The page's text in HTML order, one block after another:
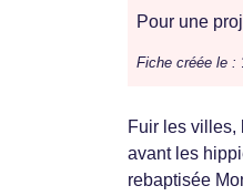
Pour une
Fiche créée le :
Fuir les villes,
avant les
rebaptisée